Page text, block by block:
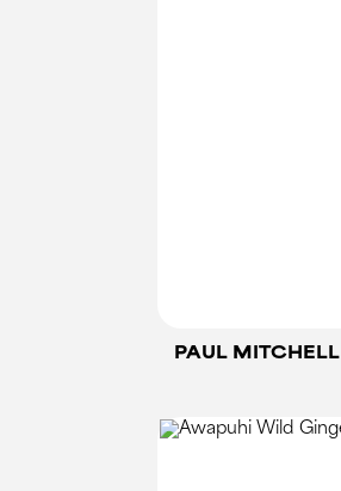
PAUL MITCHELL